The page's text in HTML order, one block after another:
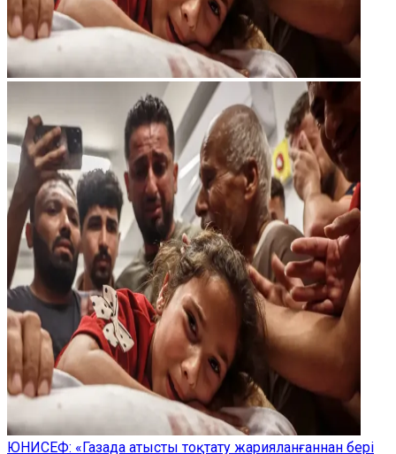
ЮНИСЕФ: «Газада атысты тоқтату жарияланғаннан бері